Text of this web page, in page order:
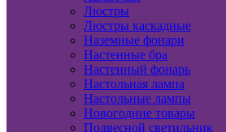
Люстры
Люстры каскадные
Наземные фонари
Настенные бра
Настенный фонарь
Настольная лампа
Настольные лампы
Новогодние товары
Подвесной светильник